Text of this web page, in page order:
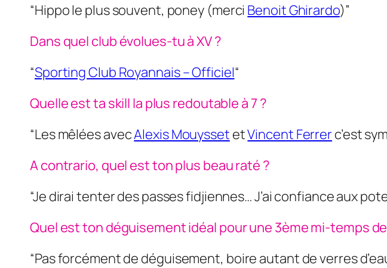
“Hippo le plus souvent, poney (merci Benoit Ghirardo)”
Dans quel club évolues-tu à XV ?
“Sporting Club Royannais – Officiel“
Quelle est ta skill la plus redoutable à 7 ?
“Les mêlées avecAlexis Mouysset etVincent Ferrerc’est
A contrario, quel est ton plus beau raté ?
“Je dirai tenter des passes fidjiennes… J’ai confiance aux
Quel est ton déguisement idéal pour une 3ème mi-temps de
“Pas forcément de déguisement, boire autant de verres